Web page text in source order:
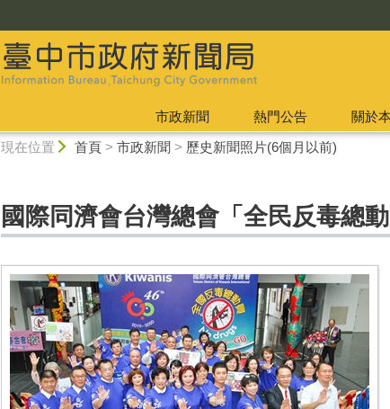
市政新聞 熱門公告 關於
現在位置 首頁> 市政新聞 > 歷史新聞照片(6個月以前)
國際同濟會台灣總會「全民反毒總